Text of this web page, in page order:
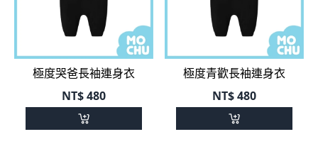
極度哭爸長袖連身衣
NT$480
極度青歡長袖連身衣
NT$480